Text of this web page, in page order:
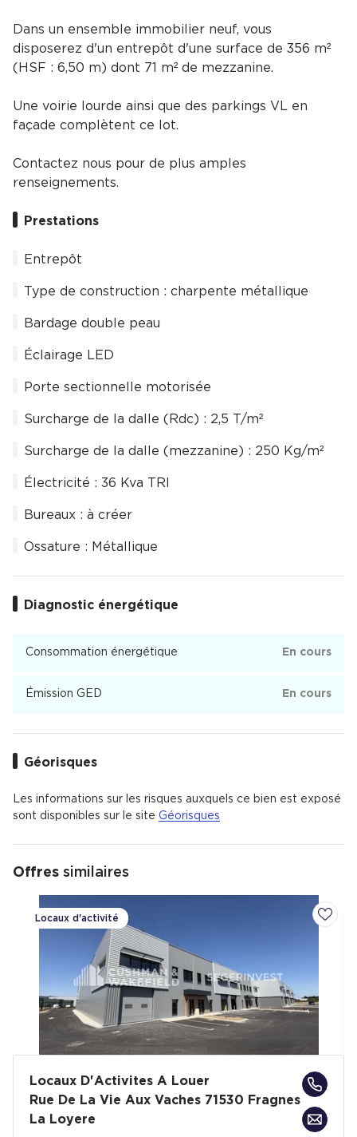
Dans un ensemble immobilier neuf, vous
disposerez d'un entrepôt d'une surface de 356 m²
(HSF : 6,50 m) dont 71 m² de mezzanine.
Une voirie lourde ainsi que des parkings VL en
façade complètent ce lot.
Contactez nous pour de plus amples
renseignements.
Prestations
Entrepôt
Type de construction : charpente métallique
Bardage double peau
Éclairage LED
Porte sectionnelle motorisée
Surcharge de la dalle (Rdc) : 2,5 T/m²
Surcharge de la dalle (mezzanine) : 250 Kg/m²
Électricité : 36 Kva TRI
Bureaux : à créer
Ossature : Métallique
Diagnostic énergétique
Consommation énergétique En cours
Émission GED En cours
Géorisques
Les informations sur les risques auxquels ce bien est exposé
sont disponibles sur le site Géorisques
Offres similaires
Locaux d'activité
Locaux D'Activites A Louer
Rue De La Vie Aux Vaches 71530 Fragnes
La Loyere